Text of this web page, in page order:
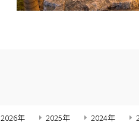
2026年 2025年 2024年